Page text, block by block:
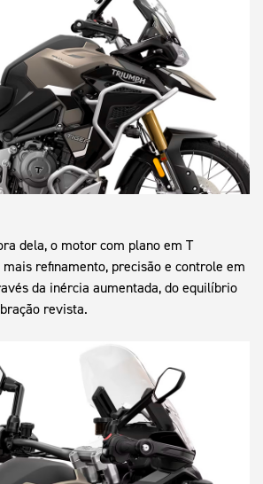
dela, o motor com plano em T
refinamento, precisão e controle em
da inércia aumentada, do equilíbrio
revista.